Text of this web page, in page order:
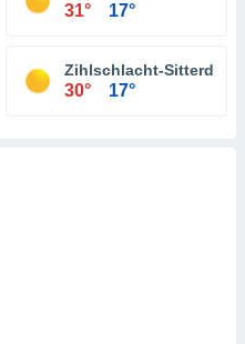
31° 17°
Zihlschlacht-Sitterdorf
30° 17°